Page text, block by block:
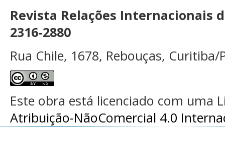
Revista Relações Internacionais
2316-2880
Rua Chile, 1678, Rebouças, Curitiba/
Este obra está licenciado com uma
Atribuição-NãoComercial 4.0